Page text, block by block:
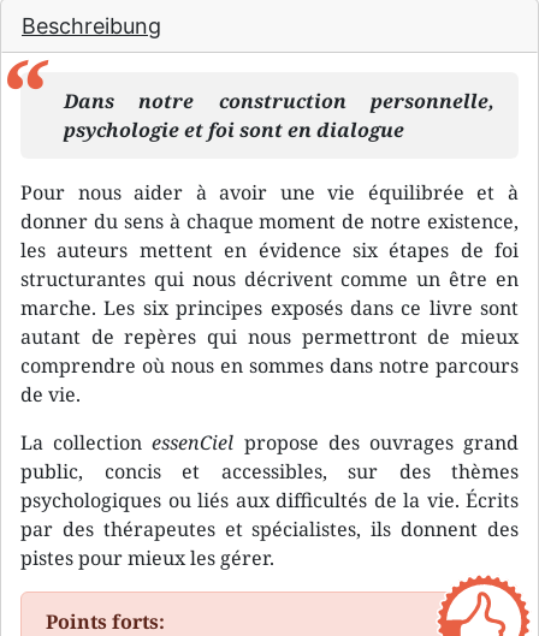
Beschreibung
Dans notre construction personnelle,
psychologie et foi sont en dialogue
Pour nous aider à avoir une vie équilibrée et à
donner du sens à chaque moment de notre existence,
les auteurs mettent en évidence six étapes de foi
structurantes qui nous décrivent comme un être en
marche. Les six principes exposés dans ce livre sont
autant de repères qui nous permettront de mieux
comprendre où nous en sommes dans notre parcours
de vie.
La collectionessenCiel propose des ouvrages grand
public, concis et accessibles, sur des thèmes
psychologiques ou liés aux difficultés de la vie. Écrits
par des thérapeutes et spécialistes, ils donnent des
pistes pour mieux les gérer.
Points forts: